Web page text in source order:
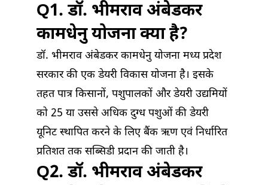
Q1. डॉ. भीमराव अंबेडकर
कामधेनु योजना क्या है?
डॉ. भीमराव अंबेडकर कामधेनु योजना मध्य प्रदेश
सरकार की एक डेयरी विकास योजना है। इसके
तहत पात्र किसानों, पशुपालकों और डेयरी उद्यमियों
को 25 या उससे अधिक दुग्ध पशुओं की डेयरी
यूनिट स्थापित करने के लिए बैंक ऋण एवं निर्धारित
प्रतिशत तक सब्सिडी प्रदान की जाती है।
Q2. डॉ. भीमराव अंबेडकर